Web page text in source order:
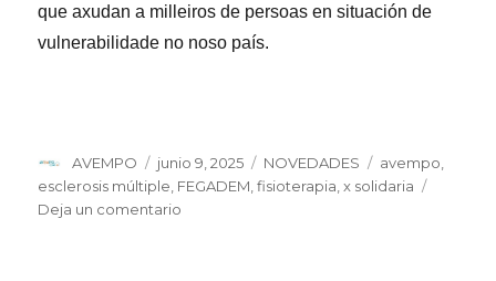
que axudan a milleiros de persoas en situación de
vulnerabilidade no noso país.
Autor
AVEMPO
Publicado
el
junio 9, 2025 Categorías
NOVEDADES Etiquetas
avempo
esclerosis múltiple FEGADEM ,fisioterapia ,x solidaria
Deja un comentario